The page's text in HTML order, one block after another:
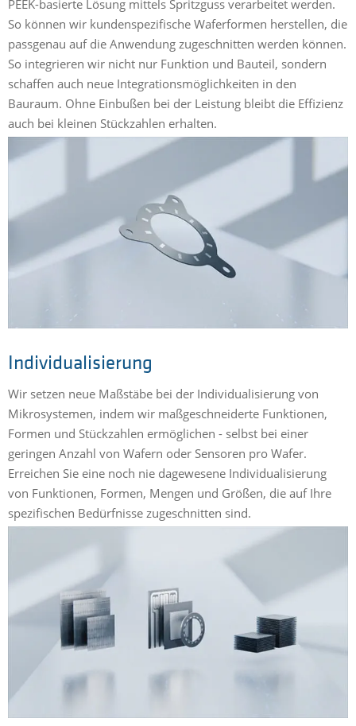
PEEK-basierte Lösung mittels Spritzguss verarbeitet werden.
So können wir kundenspezifische Waferformen herstellen, die
passgenau auf die Anwendung zugeschnitten werden können.
So integrieren wir nicht nur Funktion und Bauteil, sondern
schaffen auch neue Integrationsmöglichkeiten in den
Bauraum. Ohne Einbußen bei der Leistung bleibt die Effizienz
auch bei kleinen Stückzahlen erhalten.
Individualisierung
Wir setzen neue Maßstäbe bei der Individualisierung von
Mikrosystemen, indem wir maßgeschneiderte Funktionen,
Formen und Stückzahlen ermöglichen - selbst bei einer
geringen Anzahl von Wafern oder Sensoren pro Wafer.
Erreichen Sie eine noch nie dagewesene Individualisierung
von Funktionen, Formen, Mengen und Größen, die auf Ihre
spezifischen Bedürfnisse zugeschnitten sind.